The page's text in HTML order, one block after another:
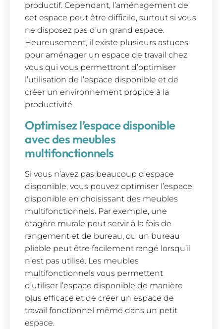
productif. Cependant, l’aménagement de
cet espace peut être difficile, surtout si vous
ne disposez pas d’un grand espace.
Heureusement, il existe plusieurs astuces
pour aménager un espace de travail chez
vous qui vous permettront d’optimiser
l’utilisation de l’espace disponible et de
créer un environnement propice à la
productivité.
Optimisez l’espace disponible
avec des meubles
multifonctionnels
Si vous n’avez pas beaucoup d’espace
disponible, vous pouvez optimiser l’espace
disponible en choisissant des meubles
multifonctionnels. Par exemple, une
étagère murale peut servir à la fois de
rangement et de bureau, ou un bureau
pliable peut être facilement rangé lorsqu’il
n’est pas utilisé. Les meubles
multifonctionnels vous permettent
d’utiliser l’espace disponible de manière
plus efficace et de créer un espace de
travail fonctionnel même dans un petit
espace.